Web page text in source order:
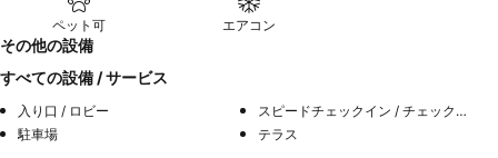
ペット可 エアコン
その他の設備
すべての設備 / サービス
入り口 / ロビー
スピードチェックイン / チェックアウト
駐車場
テラス